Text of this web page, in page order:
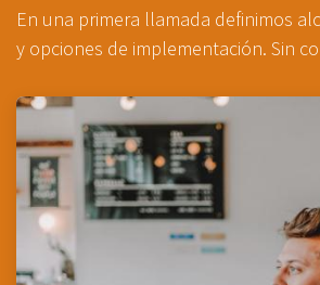
En una primera llamada definimos
y opciones de implementación. Sin